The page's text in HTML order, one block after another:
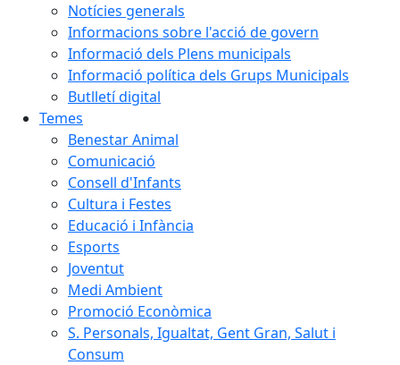
Notícies generals
Informacions sobre l'acció de govern
Informació dels Plens municipals
Informació política dels Grups Municipals
Butlletí digital
Temes
Benestar Animal
Comunicació
Consell d'Infants
Cultura i Festes
Educació i Infància
Esports
Joventut
Medi Ambient
Promoció Econòmica
S. Personals, Igualtat, Gent Gran, Salut i
Consum